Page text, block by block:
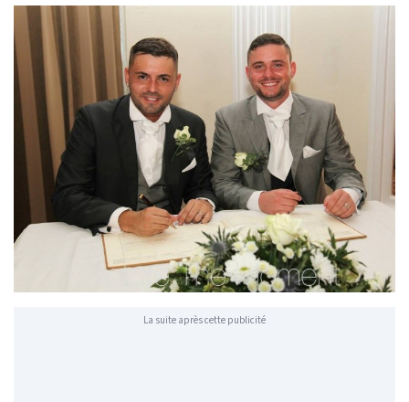
La suite après cette publicité